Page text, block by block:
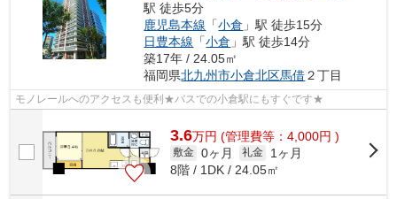
駅 徒歩5分
鹿児島本線 「小倉 」駅 徒歩15分
日豊本線 「小倉 」駅 徒歩14分
築17年 / 24.05㎡
福岡県北九州市小倉北区馬借２丁目
モノレールへのアクセスも便利★バスでの小倉駅にもすぐです★
3.6万円 (管理費等：4,000円 )
敷金 0ヶ月 礼金
1ヶ月
8階 / 1DK / 24.05㎡